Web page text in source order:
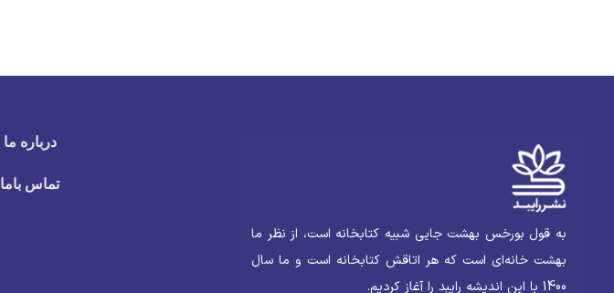
به قول بورخس بهشت جایی شبیه کتابخانه است، از نظر ما
بهشت خانه‌ای است که هر اتاقش کتابخانه است و ما سال
1400 با این اندیشه رایبد را آغاز کردیم.
درباره ما
تماس باما